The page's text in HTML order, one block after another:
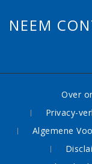
NEEM
Over
Privacy-
Algemene